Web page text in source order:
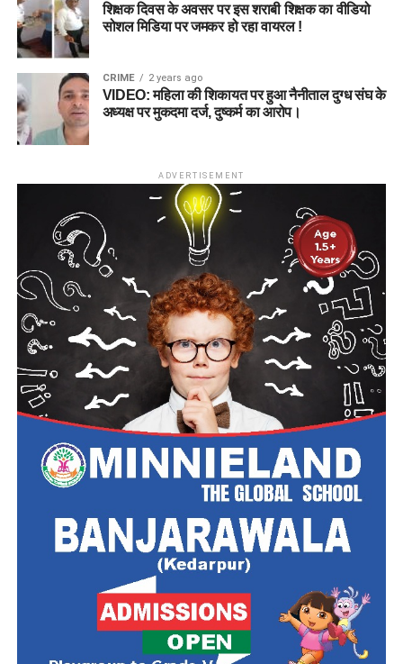
शिक्षक दिवस के अवसर पर इस शराबी शिक्षक का वीडियो
सोशल मिडिया पर जमकर हो रहा वायरल !
CRIME 2 years ago
VIDEO: महिला की शिकायत पर हुआ नैनीताल दुग्ध संघ के
अध्यक्ष पर मुकदमा दर्ज, दुष्कर्म का आरोप।
ADVERTISEMENT